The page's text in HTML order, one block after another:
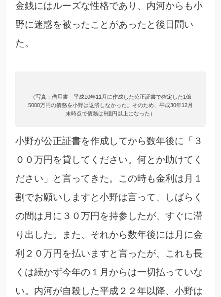
金銭にはルーズな性格であり、内河からも小
野に迷惑を被ったことがあったと後日聞い
た。
（写真：借用書 平成10年11月に作成した公正証書で確定した1億
5000万円の債務を小野は返済しなかった。そのため、平成30年12月
末時点で債務は9億円以上になった）
小野が公正証書を作成してから数年後に「３
００万円を貸してください。何とか助けてく
ださい」と言ってきた。この時も金利は月１
割でお願いしますと小野は言って、しばらく
の間は月に３０万円を持参したが、すぐに滞
り出した。また、それから数年後には月に金
利２０万円を払いますと言ったが、これも長
くは続かず今年の１月からは一切払っていな
い。内河が自殺した平成２２年以降、小野は